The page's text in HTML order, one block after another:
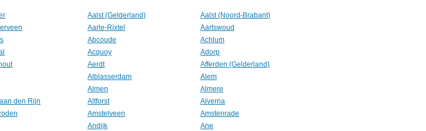
Aalst (Gelderland)
Aalst (Noord-Brabant)
Aarle-Rixtel
Aartswoud
Abcoude
Achlum
Acquoy
Adorp
Aerdt
Afferden (Gelderland)
Alblasserdam
Alem
Almen
Almere
den Rijn Altforst
Alverna
Amstelveen
Amstenrade
Andijk
Ane